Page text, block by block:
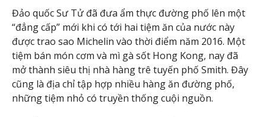
Đảo quốc Sư Tử đã đưa ẩm thực đường phố lên một
“đẳng cấp” mới khi có tới hai tiệm ăn của nước này
được trao sao Michelin vào thời điểm năm 2016. Một
tiệm bán món cơm và mì gà sốt Hong Kong, nay đã
mở thành siêu thị nhà hàng trê tuyến phố Smith. Đây
cũng là địa chỉ tập hợp nhiều hàng ăn đường phố,
những tiệm nhỏ có truyền thống cuội nguồn.